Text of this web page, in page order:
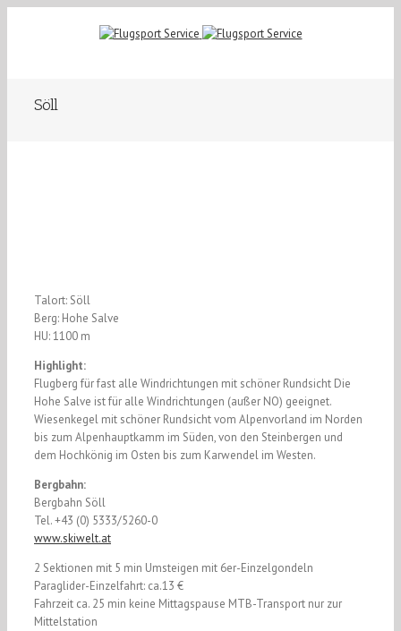
Söll
Talort: Söll
Berg: Hohe Salve
HU: 1100 m
Highlight:
Flugberg für fast alle Windrichtungen mit schöner Rundsicht Die
Hohe Salve ist für alle Windrichtungen (außer NO) geeignet.
Wiesenkegel mit schöner Rundsicht vom Alpenvorland im Norden
bis zum Alpenhauptkamm im Süden, von den Steinbergen und
dem Hochkönig im Osten bis zum Karwendel im Westen.
Bergbahn:
Bergbahn Söll
Tel. +43 (0) 5333/5260-0
www.skiwelt.at
2 Sektionen mit 5 min Umsteigen mit 6er-Einzelgondeln
Paraglider-Einzelfahrt: ca.13 €
Fahrzeit ca. 25 min keine Mittagspause MTB-Transport nur zur
Mittelstation